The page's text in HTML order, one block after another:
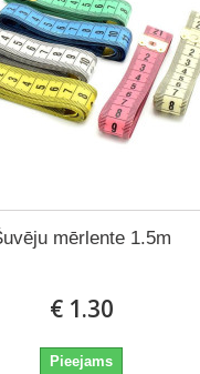
mērlente 1.5m
€ 1.30
Pieejams